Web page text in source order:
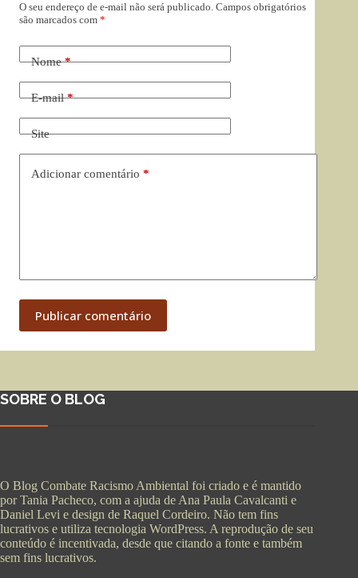
O seu endereço de e-mail não será publicado. Campos obrigatórios
são marcados com *
Nome*
E-mail*
Site
Adicionar comentário *
Publicar comentário
SOBRE O BLOG
O Blog Combate Racismo Ambiental foi criado e é mantido
por Tania Pacheco, com a ajuda de Ana Paula Cavalcanti e
Daniel Levi e design de Raquel Cordeiro. Não tem fins
lucrativos e utiliza tecnologia WordPress. A reprodução de seu
conteúdo é incentivada, desde que citando a fonte e também
sem fins lucrativos.